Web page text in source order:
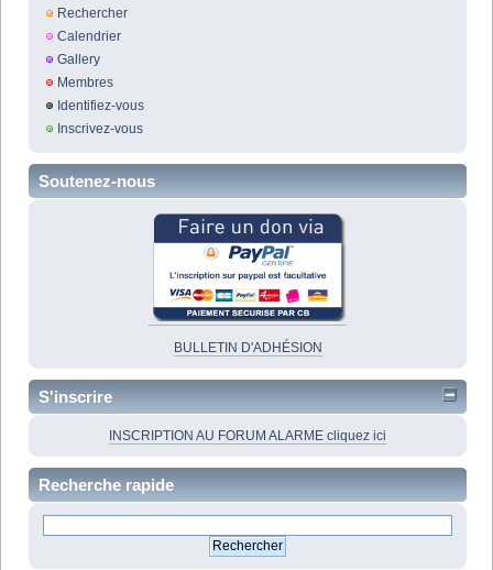
Rechercher
Calendrier
Gallery
Membres
Identifiez-vous
Inscrivez-vous
Soutenez-nous
BULLETIN D'ADHÉSION
S'inscrire
INSCRIPTION AU FORUM ALARME cliquez ici
Recherche rapide